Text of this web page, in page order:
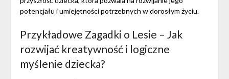
potencjału i umiejętności potrzebnych w dorosłym życiu.
Przykładowe Zagadki o Lesie – Jak
rozwijać kreatywność i logiczne
myślenie dziecka?